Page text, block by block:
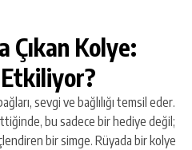
Çıkan Kolye:
Etkiliyor?
sevgi ve bağlılığı temsil eder.
bu sadece bir hediye değil;
bir simge. Rüyada bir kolye